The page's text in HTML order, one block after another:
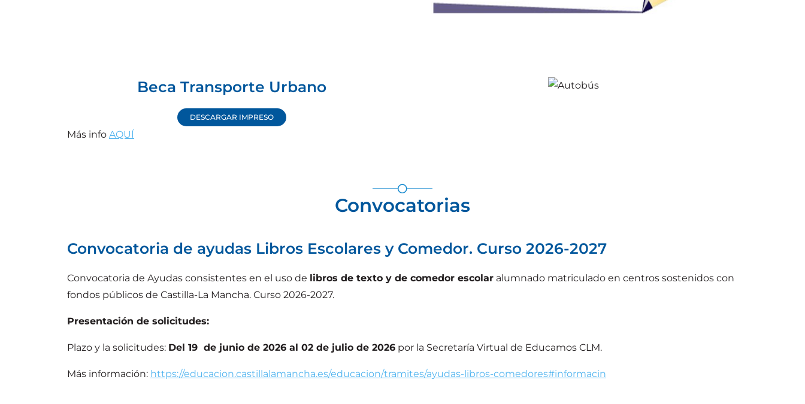
Beca Transporte Urbano
DESCARGAR IMPRESO
Más info AQUÍ
Convocatorias
Convocatoria de ayudas Libros Escolares y Comedor. Curso 2026-2027
Convocatoria de Ayudas consistentes en el uso de libros de texto y de comedor escolar alumnado matriculado en centros sostenidos con
fondos públicos de Castilla-La Mancha. Curso 2026-2027.
Presentación de solicitudes:
Plazo y la solicitudes: Del 19 de junio de 2026 al 02 de julio de 2026 por la Secretaría Virtual de Educamos CLM.
Más información: https://educacion.castillalamancha.es/educacion/tramites/ayudas-libros-comedores#informacin